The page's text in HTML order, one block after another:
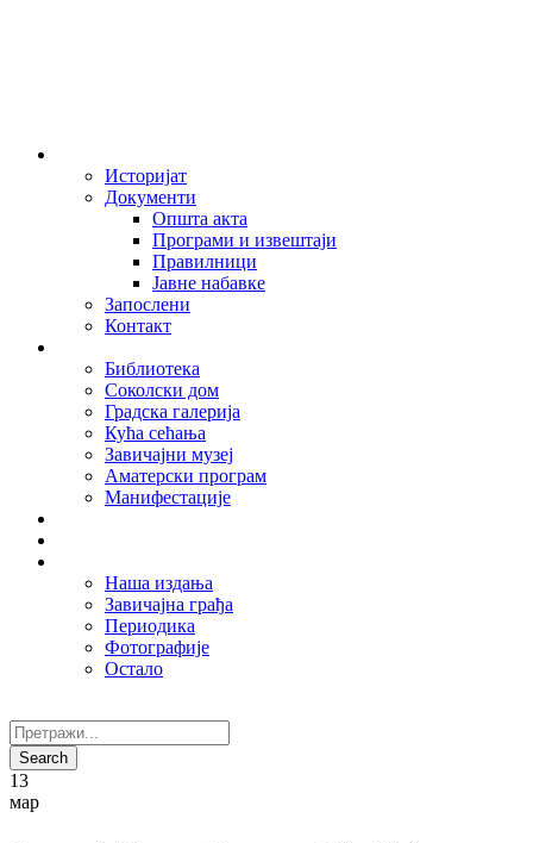
Историјат
Документи
Општа акта
Програми и извештаји
Правилници
Јавне набавке
Запослени
Контакт
Библиотека
Соколски дом
Градска галерија
Кућа сећања
Завичајни музеј
Аматерски програм
Манифестације
Наша издања
Завичајна грађа
Периодика
Фотографије
Остало
13
мар